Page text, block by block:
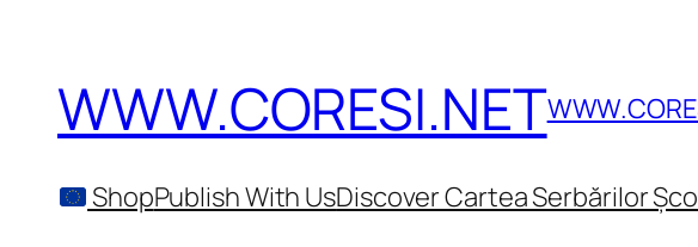
content
WWW.CORESI.NET
ShopPublish With UsDiscover Cartea Serbărilor